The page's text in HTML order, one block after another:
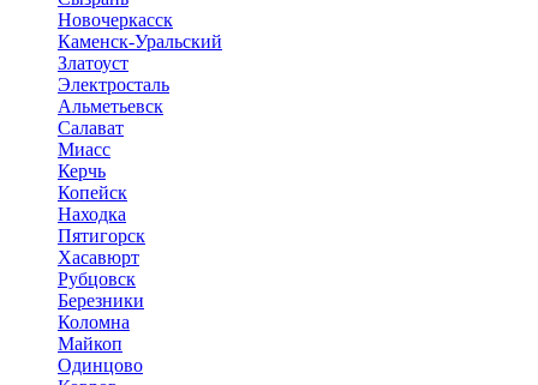
Новочеркасск
Каменск-Уральский
Златоуст
Электросталь
Альметьевск
Салават
Миасс
Керчь
Копейск
Находка
Пятигорск
Хасавюрт
Рубцовск
Березники
Коломна
Майкоп
Одинцово